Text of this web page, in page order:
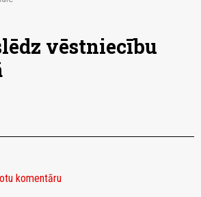
vēstniecību
komentāru